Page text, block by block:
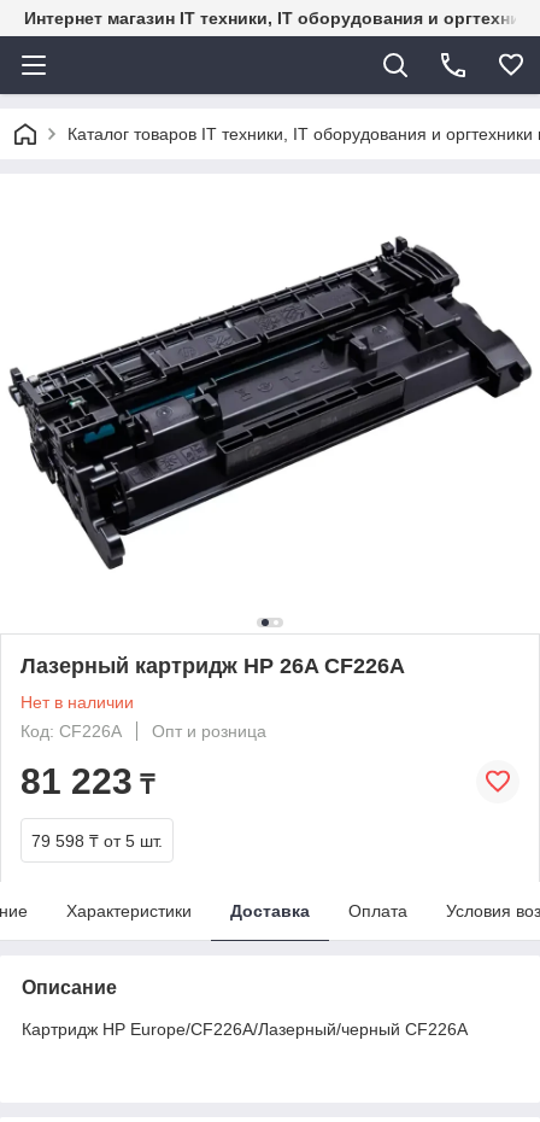
Интернет магазин IT техники, IT оборудования и
Каталог товаров IT техники, IT оборудования и
Лазерный картридж HP 26A CF226A
Нет в наличии
Код: CF226A
Опт и розница
81 223 ₸
79 598 ₸ от 5 шт.
Характеристики Доставка Оплата Условия
Описание
Картридж HP Europe/CF226A/Лазерный/черный CF226A